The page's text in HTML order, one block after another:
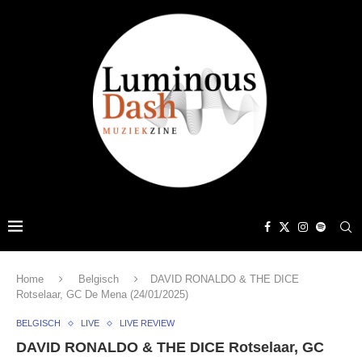
Home Belgisch
DAVID RONALDO & THE DICE
Rotselaar, GC De Mena (24/01/2025)
BELGISCH LIVE LIVE REVIEW
DAVID RONALDO & THE DICE Rotselaar, GC